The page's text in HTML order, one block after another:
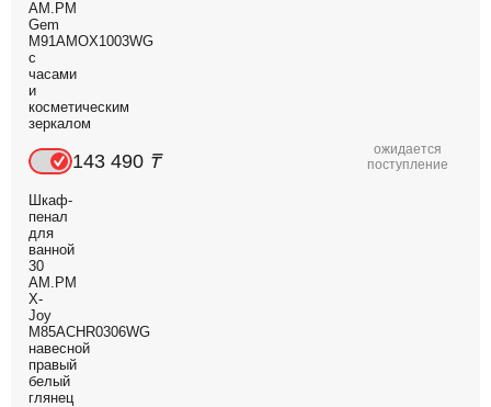
AM.PM
Gem
M91AMOX1003WG
с
часами
и
косметическим
зеркалом
ожидается
поступление
143 490 ₸
Шкаф-
пенал
для
ванной
30
AM.PM
X-
Joy
M85ACHR0306WG
навесной
правый
белый
глянец